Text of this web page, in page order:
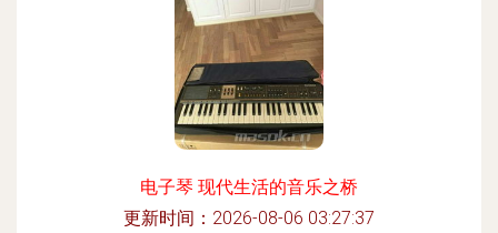
电子琴 现代生活的音乐之桥
更新时间：2026-08-06 03:27:37